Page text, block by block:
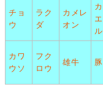
チョ
ウ
ラク
ダ
カメレ
オン
カ
エ
ル
カワ
ウソ
フク
ロウ
雄牛 豚